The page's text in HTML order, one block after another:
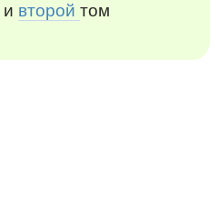
и второй том